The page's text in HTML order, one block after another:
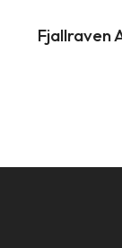
Fjallraven